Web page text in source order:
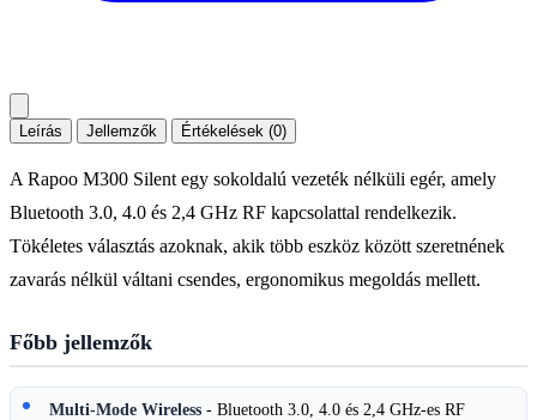
Leírás Jellemzők Értékelések (0)
A Rapoo M300 Silent egy sokoldalú vezeték nélküli egér, amely
Bluetooth 3.0, 4.0 és 2,4 GHz RF kapcsolattal rendelkezik.
Tökéletes választás azoknak, akik több eszköz között szeretnének
zavarás nélkül váltani csendes, ergonomikus megoldás mellett.
Főbb jellemzők
Multi-Mode Wireless - Bluetooth 3.0, 4.0 és 2,4 GHz-es RF